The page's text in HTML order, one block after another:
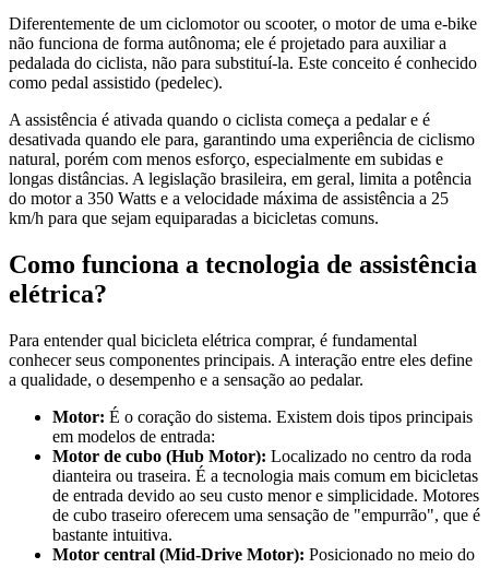
Diferentemente de um ciclomotor ou scooter, o motor de uma e-bike
não funciona de forma autônoma; ele é projetado para auxiliar a
pedalada do ciclista, não para substituí-la. Este conceito é conhecido
como pedal assistido (pedelec).
A assistência é ativada quando o ciclista começa a pedalar e é
desativada quando ele para, garantindo uma experiência de ciclismo
natural, porém com menos esforço, especialmente em subidas e
longas distâncias. A legislação brasileira, em geral, limita a potência
do motor a 350 Watts e a velocidade máxima de assistência a 25
km/h para que sejam equiparadas a bicicletas comuns.
Como funciona a tecnologia de assistência
elétrica?
Para entender qual bicicleta elétrica comprar, é fundamental
conhecer seus componentes principais. A interação entre eles define
a qualidade, o desempenho e a sensação ao pedalar.
Motor: É o coração do sistema. Existem dois tipos principais
em modelos de entrada:
Motor de cubo (Hub Motor): Localizado no centro da roda
dianteira ou traseira. É a tecnologia mais comum em bicicletas
de entrada devido ao seu custo menor e simplicidade. Motores
de cubo traseiro oferecem uma sensação de "empurrão", que é
bastante intuitiva.
Motor central (Mid-Drive Motor): Posicionado no meio do